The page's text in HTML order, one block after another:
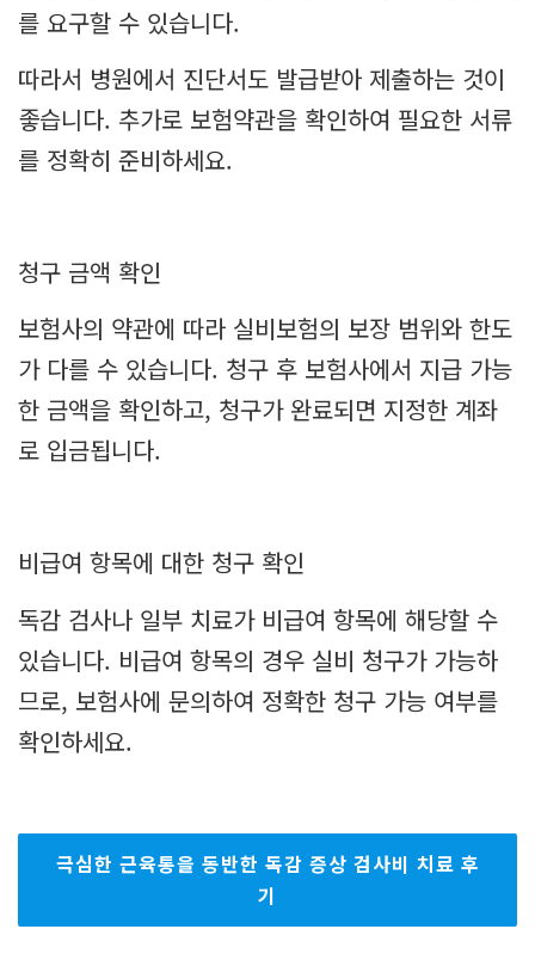
를 요구할 수 있습니다.
따라서 병원에서 진단서도 발급받아 제출하는 것이
좋습니다. 추가로 보험약관을 확인하여 필요한 서류
를 정확히 준비하세요.
청구 금액 확인
보험사의 약관에 따라 실비보험의 보장 범위와 한도
가 다를 수 있습니다. 청구 후 보험사에서 지급 가능
한 금액을 확인하고, 청구가 완료되면 지정한 계좌
로 입금됩니다.
비급여 항목에 대한 청구 확인
독감 검사나 일부 치료가 비급여 항목에 해당할 수
있습니다. 비급여 항목의 경우 실비 청구가 가능하
므로, 보험사에 문의하여 정확한 청구 가능 여부를
확인하세요.
극심한 근육통을 동반한 독감 증상 검사비 치료 후
기